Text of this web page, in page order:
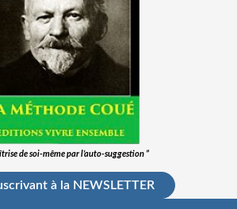
de soi-même par l’auto-suggestion ”
à la NEWSLETTER